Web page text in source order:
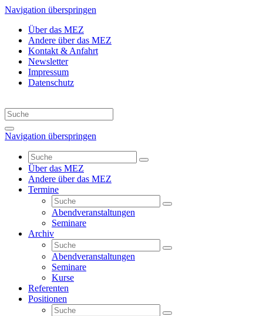
Navigation überspringen
Über das MEZ
Andere über das MEZ
Kontakt & Anfahrt
Newsletter
Impressum
Datenschutz
Navigation überspringen
Über das MEZ
Andere über das MEZ
Termine
Abendveranstaltungen
Seminare
Archiv
Abendveranstaltungen
Seminare
Kurse
Referenten
Positionen